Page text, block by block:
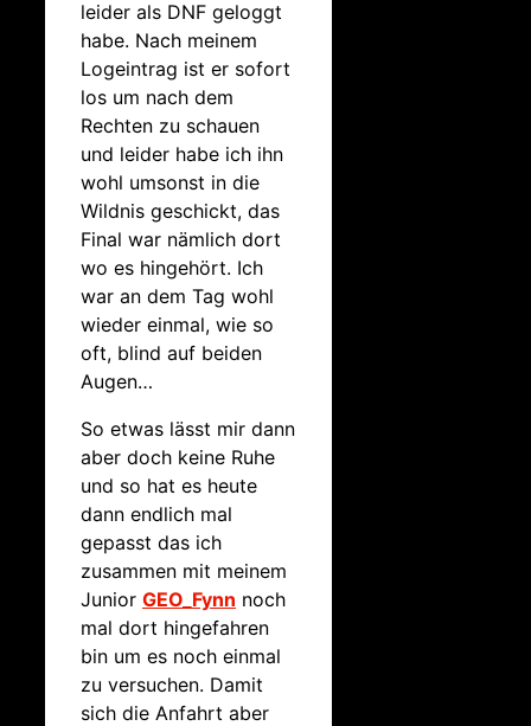
leider als DNF geloggt
habe. Nach meinem
Logeintrag ist er sofort
los um nach dem
Rechten zu schauen
und leider habe ich ihn
wohl umsonst in die
Wildnis geschickt, das
Final war nämlich dort
wo es hingehört. Ich
war an dem Tag wohl
wieder einmal, wie so
oft, blind auf beiden
Augen…
So etwas lässt mir dann
aber doch keine Ruhe
und so hat es heute
dann endlich mal
gepasst das ich
zusammen mit meinem
Junior GEO_Fynn noch
mal dort hingefahren
bin um es noch einmal
zu versuchen. Damit
sich die Anfahrt aber